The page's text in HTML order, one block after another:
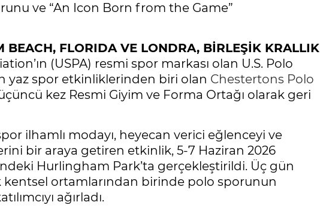
ve “An Icon Born from the Game”
BEACH, FLORIDA VE LONDRA, BİRLEŞİK KRALLIK
(USPA) resmi spor markası olan U.S. Polo
yaz spor etkinliklerinden biri olan Chestertons Polo
kez Resmi Giyim ve Forma Ortağı olarak geri
ilhamlı modayı, heyecan verici eğlenceyi ve
bir araya getiren etkinlik, 5-7 Haziran 2026
Hurlingham Park’ta gerçekleştirildi. Üç gün
kentsel ortamlarından birinde polo sporunun
ağırladı.